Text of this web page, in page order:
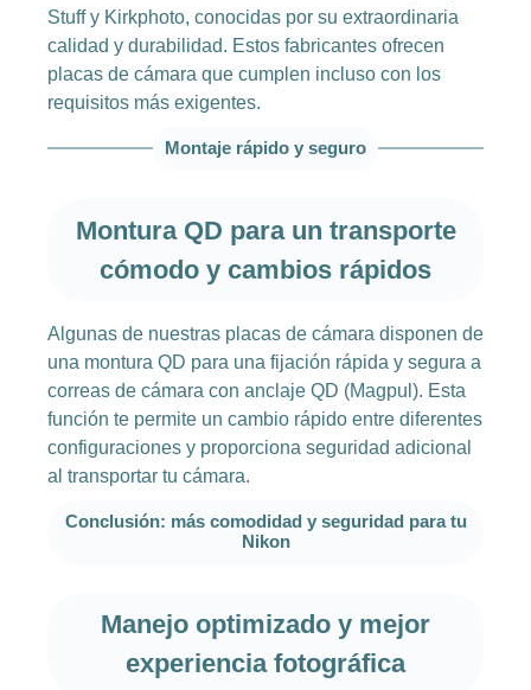
Stuff y Kirkphoto, conocidas por su extraordinaria
calidad y durabilidad. Estos fabricantes ofrecen
placas de cámara que cumplen incluso con los
requisitos más exigentes.
Montaje rápido y seguro
Montura QD para un transporte
cómodo y cambios rápidos
Algunas de nuestras placas de cámara disponen de
una montura QD para una fijación rápida y segura a
correas de cámara con anclaje QD (Magpul). Esta
función te permite un cambio rápido entre diferentes
configuraciones y proporciona seguridad adicional
al transportar tu cámara.
Conclusión: más comodidad y seguridad para tu
Nikon
Manejo optimizado y mejor
experiencia fotográfica